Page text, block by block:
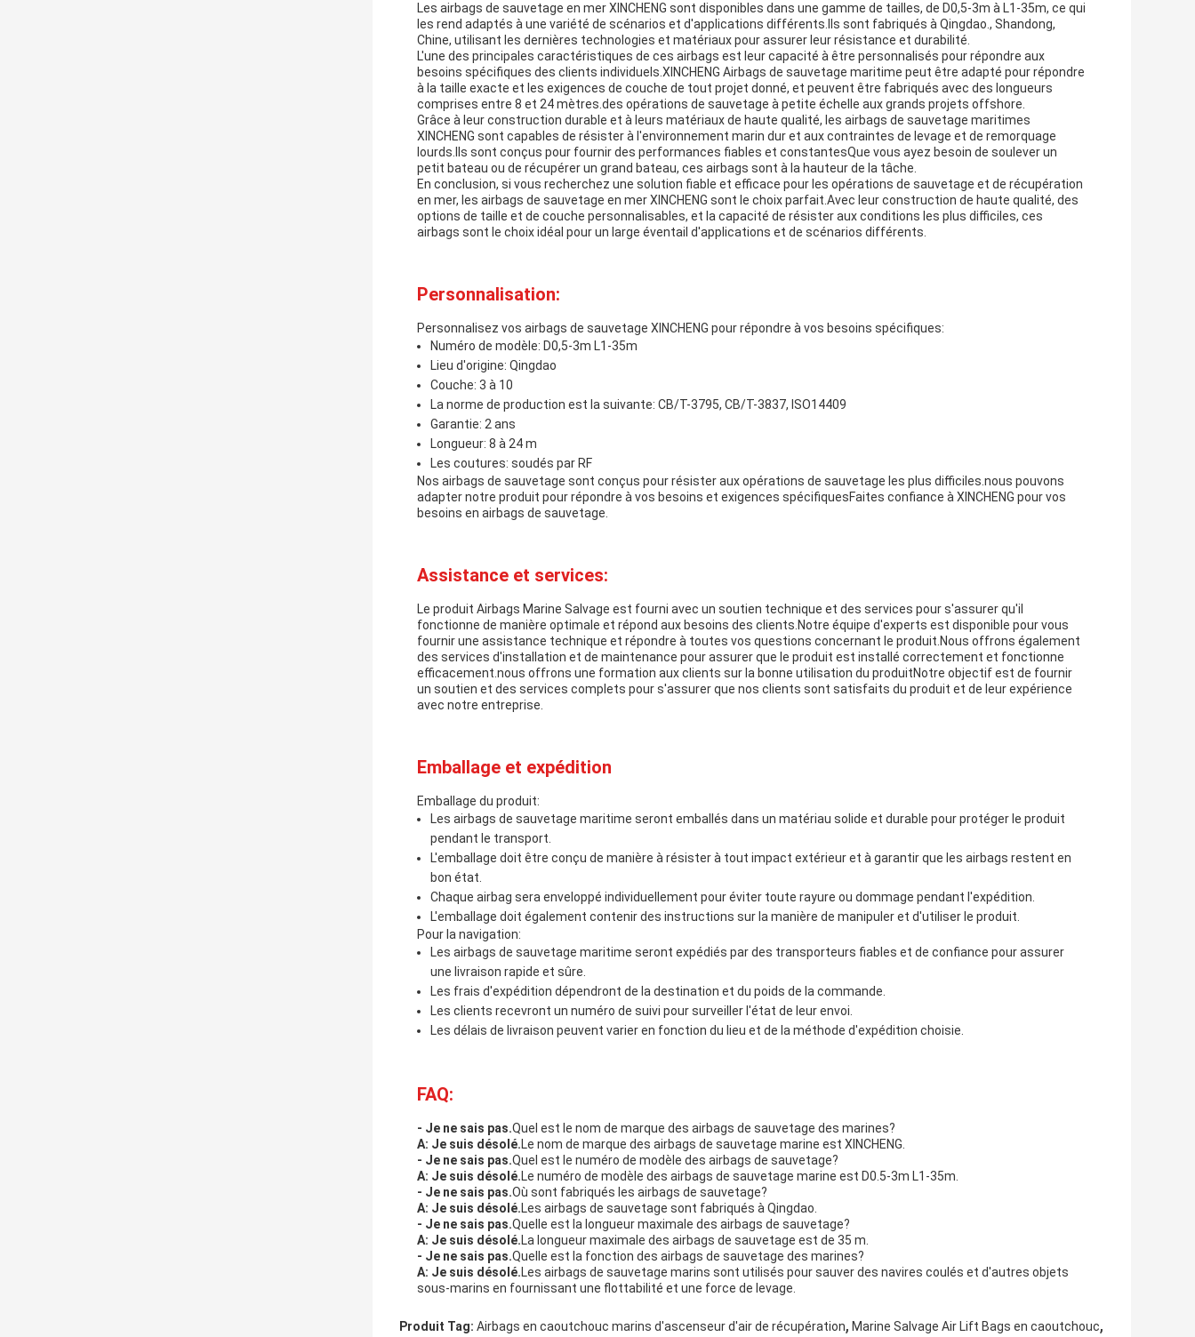
Les airbags de sauvetage en mer XINCHENG sont disponibles dans une gamme de tailles, de D0,5-3m à L1-35m, ce qui
les rend adaptés à une variété de scénarios et d'applications différents.Ils sont fabriqués à Qingdao., Shandong,
Chine, utilisant les dernières technologies et matériaux pour assurer leur résistance et durabilité.
L'une des principales caractéristiques de ces airbags est leur capacité à être personnalisés pour répondre aux
besoins spécifiques des clients individuels.XINCHENG Airbags de sauvetage maritime peut être adapté pour répondre
à la taille exacte et les exigences de couche de tout projet donné, et peuvent être fabriqués avec des longueurs
comprises entre 8 et 24 mètres.des opérations de sauvetage à petite échelle aux grands projets offshore.
Grâce à leur construction durable et à leurs matériaux de haute qualité, les airbags de sauvetage maritimes
XINCHENG sont capables de résister à l'environnement marin dur et aux contraintes de levage et de remorquage
lourds.Ils sont conçus pour fournir des performances fiables et constantesQue vous ayez besoin de soulever un
petit bateau ou de récupérer un grand bateau, ces airbags sont à la hauteur de la tâche.
En conclusion, si vous recherchez une solution fiable et efficace pour les opérations de sauvetage et de récupération
en mer, les airbags de sauvetage en mer XINCHENG sont le choix parfait.Avec leur construction de haute qualité, des
options de taille et de couche personnalisables, et la capacité de résister aux conditions les plus difficiles, ces
airbags sont le choix idéal pour un large éventail d'applications et de scénarios différents.
Personnalisation:
Personnalisez vos airbags de sauvetage XINCHENG pour répondre à vos besoins spécifiques:
Numéro de modèle: D0,5-3m L1-35m
Lieu d'origine: Qingdao
Couche: 3 à 10
La norme de production est la suivante: CB/T-3795, CB/T-3837, ISO14409
Garantie: 2 ans
Longueur: 8 à 24 m
Les coutures: soudés par RF
Nos airbags de sauvetage sont conçus pour résister aux opérations de sauvetage les plus difficiles.nous pouvons
adapter notre produit pour répondre à vos besoins et exigences spécifiquesFaites confiance à XINCHENG pour vos
besoins en airbags de sauvetage.
Assistance et services:
Le produit Airbags Marine Salvage est fourni avec un soutien technique et des services pour s'assurer qu'il
fonctionne de manière optimale et répond aux besoins des clients.Notre équipe d'experts est disponible pour vous
fournir une assistance technique et répondre à toutes vos questions concernant le produit.Nous offrons également
des services d'installation et de maintenance pour assurer que le produit est installé correctement et fonctionne
efficacement.nous offrons une formation aux clients sur la bonne utilisation du produitNotre objectif est de fournir
un soutien et des services complets pour s'assurer que nos clients sont satisfaits du produit et de leur expérience
avec notre entreprise.
Emballage et expédition
Emballage du produit:
Les airbags de sauvetage maritime seront emballés dans un matériau solide et durable pour protéger le produit
pendant le transport.
L'emballage doit être conçu de manière à résister à tout impact extérieur et à garantir que les airbags restent en
bon état.
Chaque airbag sera enveloppé individuellement pour éviter toute rayure ou dommage pendant l'expédition.
L'emballage doit également contenir des instructions sur la manière de manipuler et d'utiliser le produit.
Pour la navigation:
Les airbags de sauvetage maritime seront expédiés par des transporteurs fiables et de confiance pour assurer
une livraison rapide et sûre.
Les frais d'expédition dépendront de la destination et du poids de la commande.
Les clients recevront un numéro de suivi pour surveiller l'état de leur envoi.
Les délais de livraison peuvent varier en fonction du lieu et de la méthode d'expédition choisie.
FAQ:
- Je ne sais pas.Quel est le nom de marque des airbags de sauvetage des marines?
A: Je suis désolé.Le nom de marque des airbags de sauvetage marine est XINCHENG.
- Je ne sais pas.Quel est le numéro de modèle des airbags de sauvetage?
A: Je suis désolé.Le numéro de modèle des airbags de sauvetage marine est D0.5-3m L1-35m.
- Je ne sais pas.Où sont fabriqués les airbags de sauvetage?
A: Je suis désolé.Les airbags de sauvetage sont fabriqués à Qingdao.
- Je ne sais pas.Quelle est la longueur maximale des airbags de sauvetage?
A: Je suis désolé.La longueur maximale des airbags de sauvetage est de 35 m.
- Je ne sais pas.Quelle est la fonction des airbags de sauvetage des marines?
A: Je suis désolé.Les airbags de sauvetage marins sont utilisés pour sauver des navires coulés et d'autres objets
sous-marins en fournissant une flottabilité et une force de levage.
Produit Tag: Airbags en caoutchouc marins d'ascenseur d'air de récupération, Marine Salvage Air Lift Bags en caoutchouc,